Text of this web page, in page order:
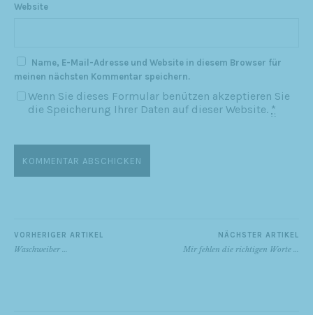
Website
Name, E-Mail-Adresse und Website in diesem Browser für
meinen nächsten Kommentar speichern.
Wenn Sie dieses Formular benützen akzeptieren Sie
die Speicherung Ihrer Daten auf dieser Website. *
VORHERIGER ARTIKEL
Waschweiber …
NÄCHSTER ARTIKEL
Mir fehlen die richtigen Worte …